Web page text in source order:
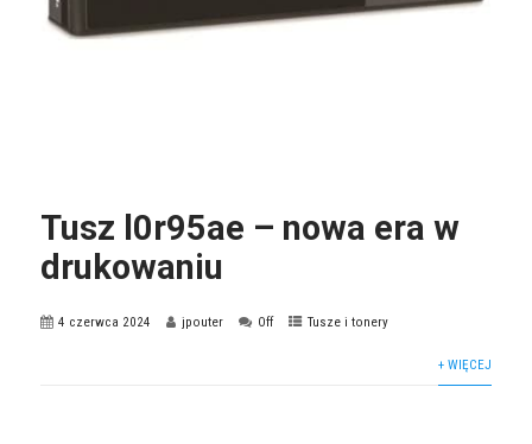
Tusz l0r95ae – nowa era w
drukowaniu
4 czerwca 2024 jpouter Off Tusze i tonery
+ WIĘCEJ